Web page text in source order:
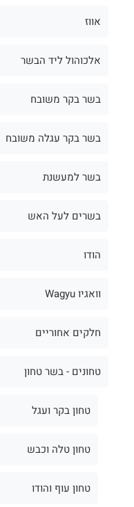
אווז
אלכוהול ליד הבשר
בשר בקר משובח
בשר בקר עגלה משובח
בשר למעשנת
בשרים לעל האש
הודו
וואגיו Wagyu
חלקים אחוריים
טחונים - בשר טחון
טחון בקר ועגל
טחון טלה וכבש
טחון עוף והודו